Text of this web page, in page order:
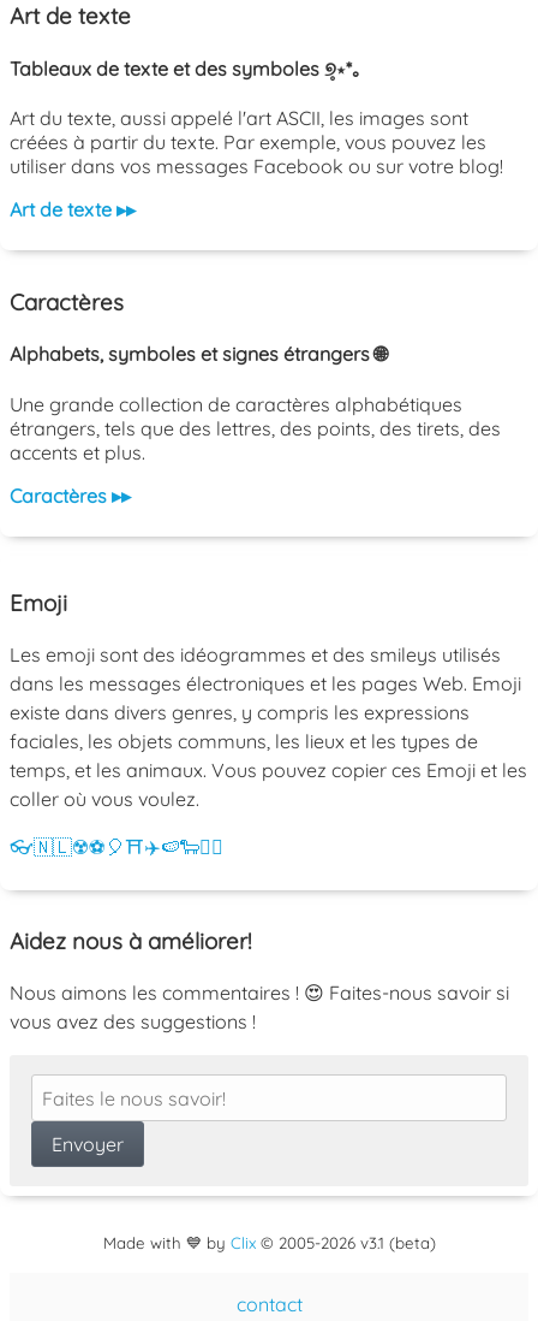
Art de texte
Tableaux de texte et des symboles ୭̥⋆*｡
Art du texte, aussi appelé l'art ASCII, les images sont
créées à partir du texte. Par exemple, vous pouvez les
utiliser dans vos messages Facebook ou sur votre blog!
Art de texte ▸▸
Caractères
Alphabets, symboles et signes étrangers 🌐
Une grande collection de caractères alphabétiques
étrangers, tels que des lettres, des points, des tirets, des
accents et plus.
Caractères ▸▸
Emoji
Les emoji sont des idéogrammes et des smileys utilisés
dans les messages électroniques et les pages Web. Emoji
existe dans divers genres, y compris les expressions
faciales, les objets communs, les lieux et les types de
temps, et les animaux. Vous pouvez copier ces Emoji et les
coller où vous voulez.
👓🇳🇱☢️⚽ 🎈⛩️✈️🍉🐑💁‍♀️
Aidez nous à améliorer!
Nous aimons les commentaires ! 😍 Faites-nous savoir si
vous avez des suggestions !
Made with 💙 by Clix© 2005-2026 v3.1 (beta)
contact